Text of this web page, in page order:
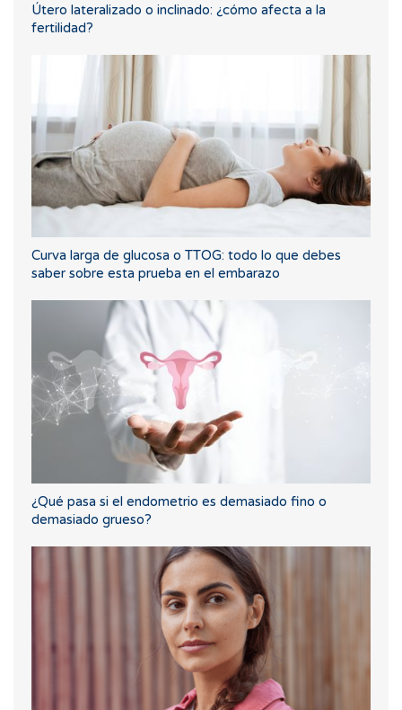
Útero lateralizado o inclinado: ¿cómo afecta a la
fertilidad?
Curva larga de glucosa o TTOG: todo lo que debes
saber sobre esta prueba en el embarazo
¿Qué pasa si el endometrio es demasiado fino o
demasiado grueso?